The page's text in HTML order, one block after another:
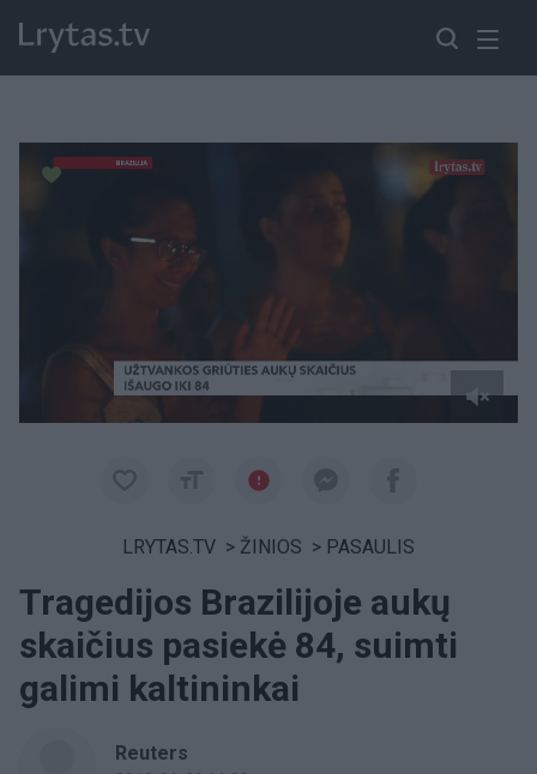
LRYTAS.TV > ŽINIOS > PASAULIS
Tragedijos Brazilijoje aukų
skaičius pasiekė 84, suimti
galimi kaltininkai
Reuters